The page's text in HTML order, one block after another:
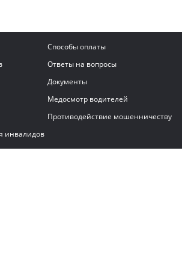
Способы оплаты
Ответы на вопросы
Документы
Медосмотр водителей
Противодействие мошенничеству
инвалидов